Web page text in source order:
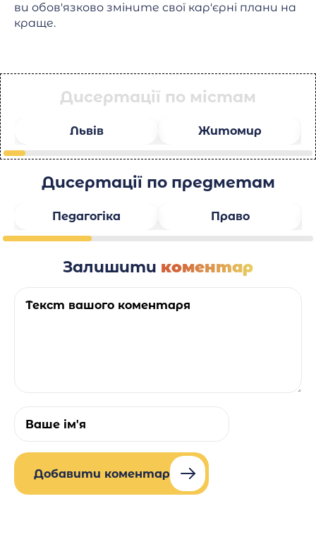
ви обов'язково зміните свої кар'єрні плани на
краще.
Дисертації по містам
Львів Житомир
Дисертації по предметам
Педагогіка Право
Залишити коментар
Добавити коментар